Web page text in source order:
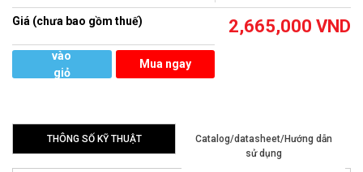
Giá (chưa bao gồm thuế) 2,665,000 VND
vào
giỏ
Mua ngay
THÔNG SỐ KỸ THUẬT
Catalog/datasheet/Hướng dẫn
sử dụng